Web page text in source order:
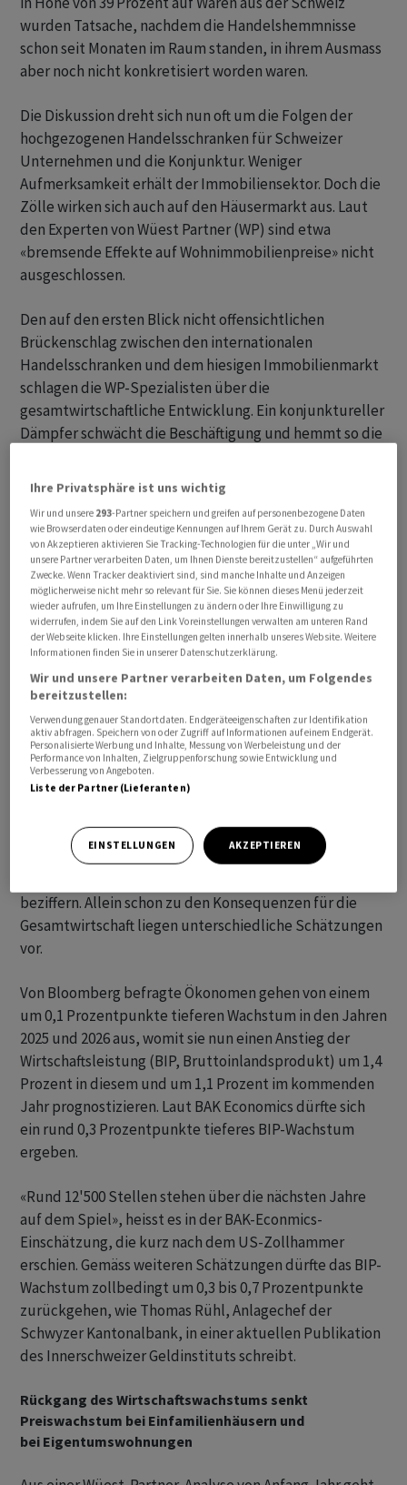
wurden Tatsache, nachdem die Handelshemmnisse
schon seit Monaten im Raum standen, in ihrem Ausmass
aber noch nicht konkretisiert worden waren.
Die Diskussion dreht sich nun oft um die Folgen der
hochgezogenen Handelsschranken für Schweizer
Unternehmen und die Konjunktur. Weniger
Aufmerksamkeit erhält der Immobiliensektor. Doch die
Zölle wirken sich auch auf den Häusermarkt aus. Laut
den Experten von Wüest Partner (WP) sind etwa
«bremsende Effekte auf Wohnimmobilienpreise» nicht
ausgeschlossen.
Den auf den ersten Blick nicht offensichtlichen
Brückenschlag zwischen den internationalen
Handelsschranken und dem hiesigen Immobilienmarkt
schlagen die WP-Spezialisten über die
gesamtwirtschaftliche Entwicklung. Ein konjunktureller
Dämpfer schwächt die Beschäftigung und hemmt so die
Zahlungsbereitschaft auf dem Wohnungsmarkt. Im
Endeffekt verringert sich die Nachfrage nach
Wohnraum, und «dies bremst den aktuellen Anstieg der
Mieten und der Preise für Wohneigentum», heisst es in
einem kürzlich veröffentlichten WP-Artikel.
beziffern. Allein schon zu den Konsequenzen für die
Gesamtwirtschaft liegen unterschiedliche Schätzungen
vor.
Von Bloomberg befragte Ökonomen gehen von einem
um 0,1 Prozentpunkte tieferen Wachstum in den Jahren
2025 und 2026 aus, womit sie nun einen Anstieg der
Wirtschaftsleistung (BIP, Bruttoinlandsprodukt) um 1,4
Prozent in diesem und um 1,1 Prozent im kommenden
Jahr prognostizieren. Laut BAK Economics dürfte sich
ein rund 0,3 Prozentpunkte tieferes BIP-Wachstum
ergeben.
«Rund 12'500 Stellen stehen über die nächsten Jahre
auf dem Spiel», heisst es in der BAK-Econmics-
Einschätzung, die kurz nach dem US-Zollhammer
erschien. Gemäss weiteren Schätzungen dürfte das BIP-
Wachstum zollbedingt um 0,3 bis 0,7 Prozentpunkte
zurückgehen, wie Thomas Rühl, Anlagechef der
Schwyzer Kantonalbank, in einer aktuellen Publikation
des Innerschweizer Geldinstituts schreibt.
Rückgang des Wirtschaftswachstums senkt
Preiswachstum bei Einfamilienhäusern und
bei Eigentumswohnungen
Ihre Privatsphäre ist uns wichtig
Wir und unsere 293-Partner speichern und greifen auf personenbezogene Daten
wie Browserdaten oder eindeutige Kennungen auf Ihrem Gerät zu. Durch Auswahl
von Akzeptieren aktivieren Sie Tracking-Technologien für die unter „Wir und
unsere Partner verarbeiten Daten, um Ihnen Dienste bereitzustellen“ aufgeführten
Zwecke. Wenn Tracker deaktiviert sind, sind manche Inhalte und Anzeigen
möglicherweise nicht mehr so relevant für Sie. Sie können dieses Menü jederzeit
wieder aufrufen, um Ihre Einstellungen zu ändern oder Ihre Einwilligung zu
widerrufen, indem Sie auf den Link Voreinstellungen verwalten am unteren Rand
der Webseite klicken. Ihre Einstellungen gelten innerhalb unseres Website. Weitere
Informationen finden Sie in unserer Datenschutzerklärung.
Wir und unsere Partner verarbeiten Daten, um Folgendes
bereitzustellen:
Verwendung genauer Standortdaten. Endgeräteeigenschaften zur Identifikation
aktiv abfragen. Speichern von oder Zugriff auf Informationen auf einem Endgerät.
Personalisierte Werbung und Inhalte, Messung von Werbeleistung und der
Performance von Inhalten, Zielgruppenforschung sowie Entwicklung und
Verbesserung von Angeboten.
Liste der Partner (Lieferanten)
EINSTELLUNGEN AKZEPTIEREN